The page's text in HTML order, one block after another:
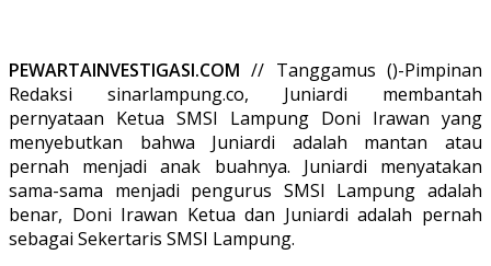
PEWARTAINVESTIGASI.COM // Tanggamus ()-Pimpinan
Redaksi sinarlampung.co, Juniardi membantah
pernyataan Ketua SMSI Lampung Doni Irawan yang
menyebutkan bahwa Juniardi adalah mantan atau
pernah menjadi anak buahnya. Juniardi menyatakan
sama-sama menjadi pengurus SMSI Lampung adalah
benar, Doni Irawan Ketua dan Juniardi adalah pernah
sebagai Sekertaris SMSI Lampung.